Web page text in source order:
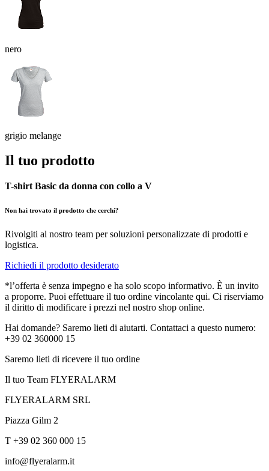
nero
grigio melange
Il tuo prodotto
T-shirt Basic da donna con collo a V
Non hai trovato il prodotto che cerchi?
Rivolgiti al nostro team per soluzioni personalizzate di prodotti e
logistica.
Richiedi il prodotto desiderato
*l’offerta è senza impegno e ha solo scopo informativo. È un invito
a proporre. Puoi effettuare il tuo ordine vincolante qui. Ci riserviamo
il diritto di modificare i prezzi nel nostro shop online.
Hai domande? Saremo lieti di aiutarti. Contattaci a questo numero:
+39 02 360000 15
Saremo lieti di ricevere il tuo ordine
Il tuo Team FLYERALARM
FLYERALARM SRL
Piazza Gilm 2
T +39 02 360 000 15
info@flyeralarm.it